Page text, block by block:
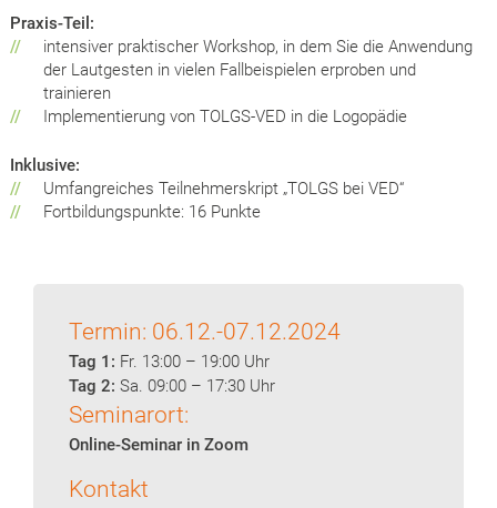
Praxis-Teil:
//
intensiver praktischer Workshop, in dem Sie die Anwendung
der Lautgesten in vielen Fallbeispielen erproben und
trainieren
//
Implementierung von TOLGS-VED in die Logopädie
Inklusive:
//
Umfangreiches Teilnehmerskript „TOLGS bei VED“
//
Fortbildungspunkte: 16 Punkte
Termin: 06.12.-07.12.2024
Tag 1: Fr. 13:00 – 19:00 Uhr
Tag 2:Sa. 09:00 – 17:30 Uhr
Seminarort:
Online-Seminar in Zoom
Kontakt